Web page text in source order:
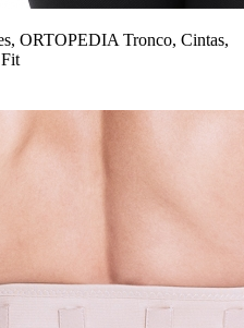
ORTOPEDIA Tronco, Cintas,